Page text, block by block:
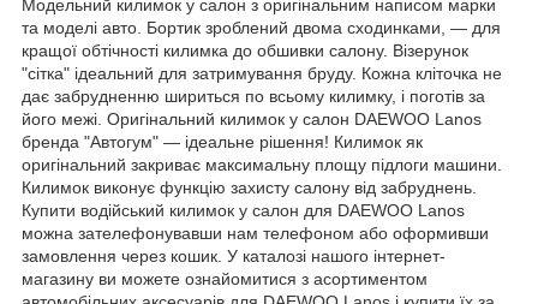
Модельний килимок у салон з оригінальним написом марки
та моделі авто. Бортик зроблений двома сходинками, — для
кращої обтічності килимка до обшивки салону. Візерунок
"сітка" ідеальний для затримування бруду. Кожна кліточка не
дає забрудненню шириться по всьому килимку, і поготів за
його межі. Оригінальний килимок у салон DAEWOO Lanos
бренда "Автогум" — ідеальне рішення! Килимок як
оригінальний закриває максимальну площу підлоги машини.
Килимок виконує функцію захисту салону від забруднень.
Купити водійський килимок у салон для DAEWOO Lanos
можна зателефонувавши нам телефоном або оформивши
замовлення через кошик. У каталозі нашого інтернет-
магазину ви можете ознайомитися з асортиментом